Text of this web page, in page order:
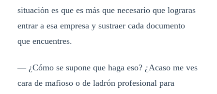
situación es que es más que necesario que lograras
entrar a esa empresa y sustraer cada documento
que encuentres.
— ¿Cómo se supone que haga eso? ¿Acaso me ves
cara de mafioso o de ladrón profesional para